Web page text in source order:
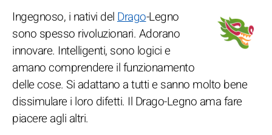
Ingegnoso, i nativi del Drago-Legno
sono spesso rivoluzionari. Adorano
innovare. Intelligenti, sono logici e
amano comprendere il funzionamento
delle cose. Si adattano a tutti e sanno molto bene
dissimulare i loro difetti. Il Drago-Legno ama fare
piacere agli altri.